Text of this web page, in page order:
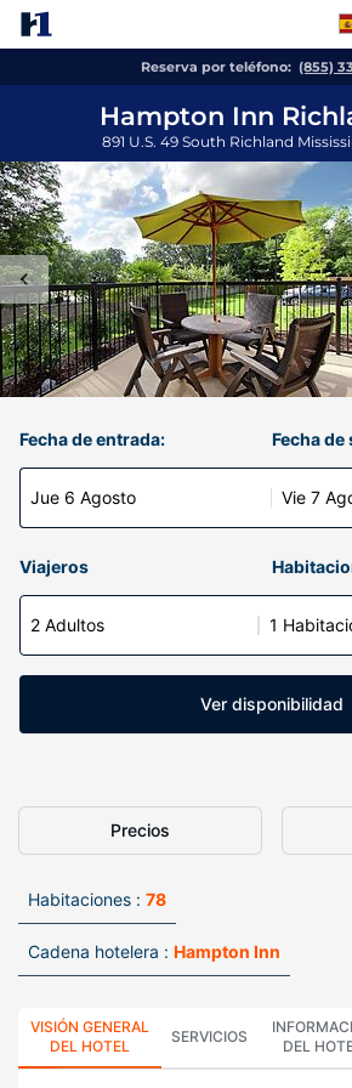
Reserva por teléfono: (855)
Hampton Inn
891 U.S. 49 South Richland
Fecha de entrada:
Jue 6 Agosto
Fecha de
Vie 7
Viajeros
2 Adultos 1
Ver disponibilidad
Precios
Habitaciones : 78
Cadena hotelera : Hampton Inn
VISIÓN GENERAL
DEL HOTEL
SERVICIOS
DEL